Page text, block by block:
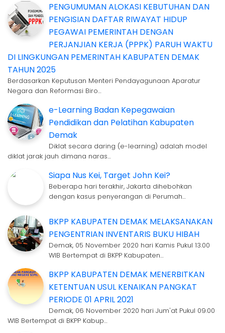
PENGUMUMAN ALOKASI KEBUTUHAN DAN
PENGISIAN DAFTAR RIWAYAT HIDUP
PEGAWAI PEMERINTAH DENGAN
PERJANJIAN KERJA (PPPK) PARUH WAKTU
DI LINGKUNGAN PEMERINTAH KABUPATEN DEMAK
TAHUN 2025
Berdasarkan Keputusan Menteri Pendayagunaan Aparatur
Negara dan Reformasi Biro…
e-Learning Badan Kepegawaian
Pendidikan dan Pelatihan Kabupaten
Demak
Diklat secara daring (e-learning) adalah model
diklat jarak jauh dimana naras…
Siapa Nus Kei, Target John Kei?
Beberapa hari terakhir, Jakarta dihebohkan
dengan kasus penyerangan di Perumah…
BKPP KABUPATEN DEMAK MELAKSANAKAN
PENGENTRIAN INVENTARIS BUKU HIBAH
Demak, 05 November 2020 hari Kamis Pukul 13.00
WIB Bertempat di BKPP Kabupaten…
BKPP KABUPATEN DEMAK MENERBITKAN
KETENTUAN USUL KENAIKAN PANGKAT
PERIODE 01 APRIL 2021
Demak, 06 November 2020 hari Jum'at Pukul 09.00
WIB Bertempat di BKPP Kabup…